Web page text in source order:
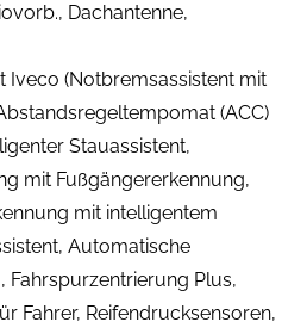
Dachantenne,
Iveco (Notbremsassistent mit
(ACC)
Stauassistent,
mit Fußgängererkennung,
mit intelligentem
Automatische
Fahrspurzentrierung Plus,
Fahrer, Reifendrucksensoren,